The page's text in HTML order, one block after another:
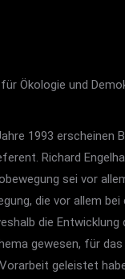
Ökologie und
1993 erscheinen
Richard
sei vor
die vor allem bei
die Entwicklung
gewesen, für
geleistet